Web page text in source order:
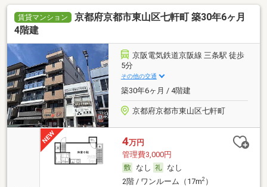
えた物件。立地重視の方にオススメの物件です。
賃貸マンション
京都府京都市東山区七軒町 築30年6ヶ月
4階建
京阪電気鉄道京阪線 三条駅 徒歩
5分
その他の交通
築30年6ヶ月 / 4階建
京都府京都市東山区七軒町
4万円
管理費3,000円
なし
なし
2階 / ワンルーム（17m2）